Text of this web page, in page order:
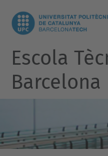
Escola
Barcelona